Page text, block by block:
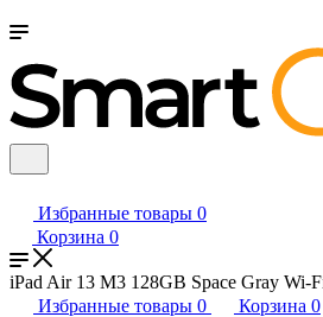
Избранные товары 0
Корзина 0
iPad Air 13 M3 128GB Space Gray Wi-
Избранные товары 0 Корзина 0